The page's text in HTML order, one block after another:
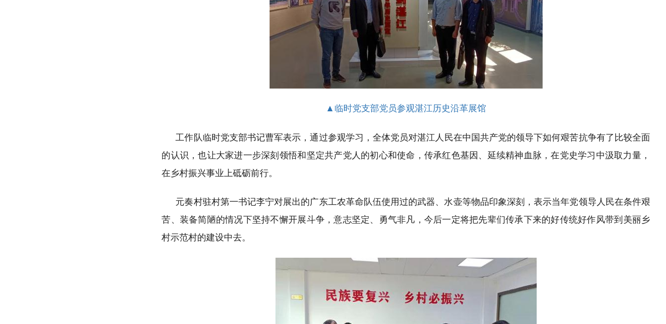
▲临时党支部党员参观湛江历史沿革展馆
工作队临时党支部书记曹军表示，通过参观学习 ， 全体党员对湛江 人民在中国共产党的领导下如何艰苦抗争有了比较全面
的认识，也让大家进一步深刻领悟和坚定共产党人的初心和使命，传承红色基因、延续精神血脉，在党史学习中汲取力量，
在乡村振兴事业上砥砺前行。
元奏村驻村第一书记李宁对展出的广东工农革命队伍使用过的武器、水壶等物品印象深刻，表示当年党领导人民在条件艰
苦、装备简陋的情况下坚持不懈开展斗争，意志坚定、勇气非凡， 今后一定将把先辈们传承下来的好传统好作风带到美丽乡
村示范村的建设中去。